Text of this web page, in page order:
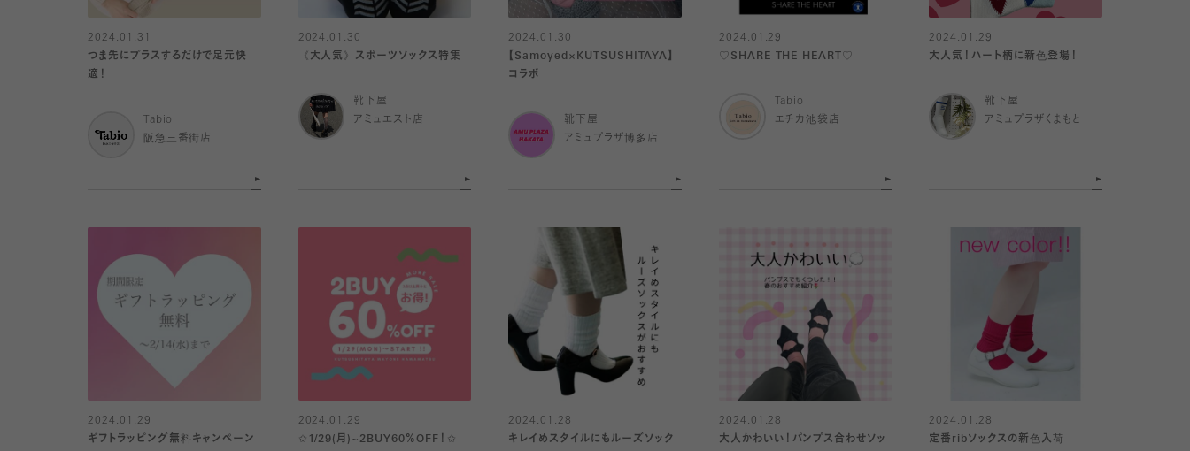
2024.01.31
つま先にプラスするだけで足元快
適！
Tabio
阪急三番街店
2024.01.30
《大人気》スポーツソックス特集
靴下屋
アミュエスト店
2024.01.30
【Samoyed×KUTSUSHITAYA】
コラボ
靴下屋
アミュプラザ博多店
2024.01.29
♡SHARE THE HEART♡
Tabio
エチカ池袋店
2024.01.29
大人気！ハート柄に新色登場！
靴下屋
アミュプラザくまもと
2024.01.29
ギフトラッピング無料キャンペーン
2024.01.29
✩1/29(月)~2BUY60％OFF！✩
2024.01.28
キレイめスタイルにもルーズソック
2024.01.28
大人かわいい！パンプス合わせソッ
2024.01.28
定番ribソックスの新色入荷